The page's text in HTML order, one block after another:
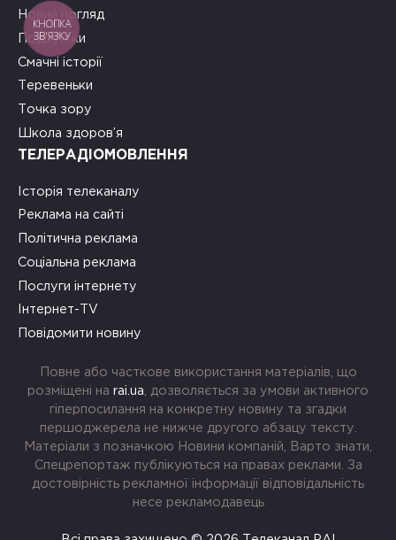
Новий погляд
Подружки
Смачні історії
Теревеньки
Точка зору
Школа здоров’я
ТЕЛЕРАДІОМОВЛЕННЯ
Історія телеканалу
Реклама на сайті
Політична реклама
Соціальна реклама
Послуги інтернету
Інтернет-TV
Повідомити новину
Повне або часткове використання матеріалів, що
розміщені на rai.ua , дозволяється за умови активного
гіперпосилання на конкретну новину та згадки
першоджерела не нижче другого абзацу тексту.
Матеріали з позначкою Новини компаній, Варто знати,
Спецрепортаж публікуються на правах реклами. За
достовірність рекламної інформації відповідальність
несе рекламодавець
КНОПКА
ЗВ'ЯЗКУ